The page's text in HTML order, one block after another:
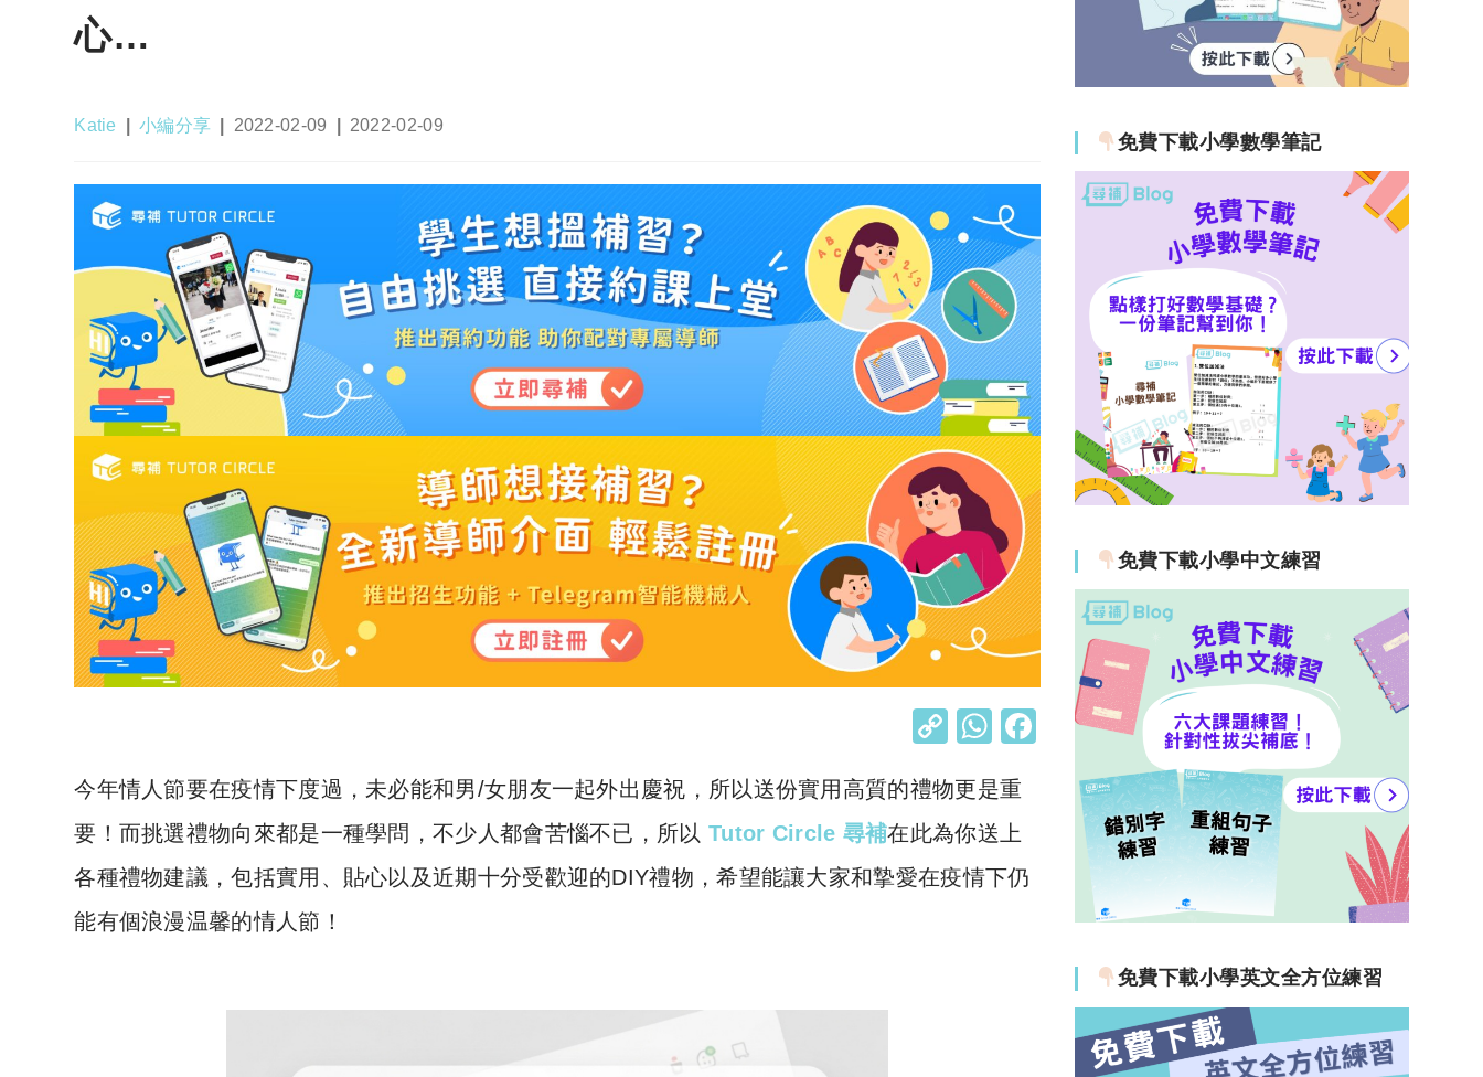
心…
Post
Katie
Post
小編分享
Post
2022-02-09
Post
2022-02-09
C
p
y
Li
W
at
s
A
今年情人節要在疫情下度過，未必能和男/女朋友一起外出慶祝，所以送份實用高質的禮物更是重
要！而挑選禮物向來都是一種學問，不少人都會苦惱不已，所以 Tutor Circle 尋補在此為你送上
各種禮物建議，包括實用、貼心以及近期十分受歡迎的DIY禮物，希望能讓大家和摯愛在疫情下仍
能有個浪漫温馨的情人節！
免費下載小學數學筆記
免費下載小學中文練習
免費下載小學英文全方位練習